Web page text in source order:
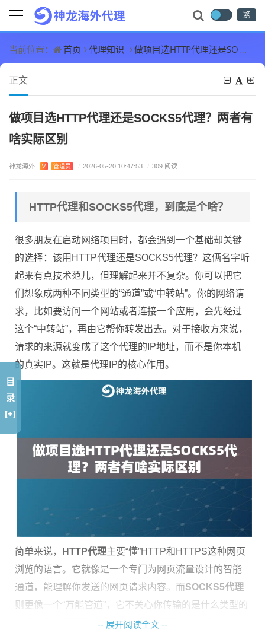
繁
当前位置： 首页 代理知识 做项目选HTTP代理还是SOCKS5代理？两者有啥实际区别
正文
做项目选HTTP代理还是SOCKS5代理？两者有
啥实际区别
神龙海外 V 管理员 / 2026-05-20 10:47:53 / 309 阅读
HTTP代理和SOCKS5代理，到底是个啥？
很多朋友在启动网络项目时，都会遇到一个基础却关键
的选择：该用HTTP代理还是SOCKS5代理？这俩名字听
起来有点技术范儿，但理解起来并不复杂。你可以把它
们想象成两种不同类型的“通道”或“中转站”。你的网络请
求，比如要访问一个网站或者连接一个应用，会先经过
这个“中转站”，再由它帮你转发出去。对于接收方来说，
请求的来源就变成了这个代理的IP地址，而不是你本机
的真实IP。这就是代理IP的核心作用。
简单来说， HTTP代理主要“懂”HTTP和HTTPS这种网页
浏览的语言。它就像是一个专门为网页流量设计的智能
通道，能理解你发送的网页请求内容。而SOCKS5代理
则更像一个“万能管道”，它不关心你传输的是什么类型的
数据，无论是网页浏览、文件传输还是其他应用的流
-- 展开阅读全文 --
目
录
[+]